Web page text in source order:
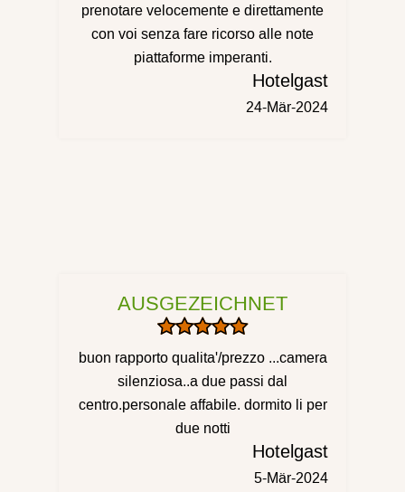
prenotare velocemente e direttamente
con voi senza fare ricorso alle note
piattaforme imperanti.
Hotelgast
24-Mär-2024
AUSGEZEICHNET
buon rapporto qualita'/prezzo ...camera
silenziosa..a due passi dal
centro.personale affabile. dormito li per
due notti
Hotelgast
5-Mär-2024